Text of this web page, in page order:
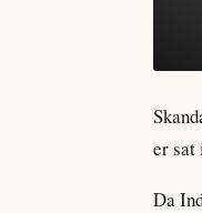
er sat
Da